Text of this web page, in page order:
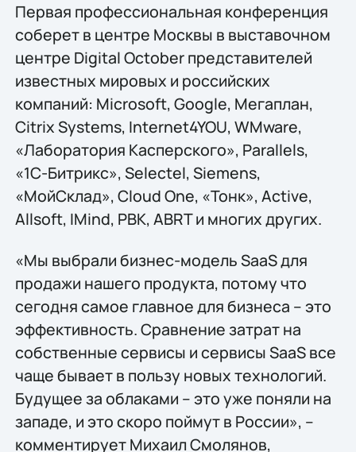
Первая профессиональная конференция
соберет в центре Москвы в выставочном
центре Digital October представителей
известных мировых и российских
компаний: Microsoft, Google, Мегаплан,
Citrix Systems, Internet4YOU, WMware,
«Лаборатория Касперского», Parallels,
«1С-Битрикс», Seleсtel, Siemens,
«МойСклад», Cloud One, «Тонк», Active,
Allsoft, IMind, РВК, ABRT и многих других.
«Мы выбрали бизнес-модель SaaS для
продажи нашего продукта, потому что
сегодня самое главное для бизнеса – это
эффективность. Сравнение затрат на
собственные сервисы и сервисы SaaS все
чаще бывает в пользу новых технологий.
Будущее за облаками – это уже поняли на
западе, и это скоро поймут в России», –
комментирует Михаил Смолянов,